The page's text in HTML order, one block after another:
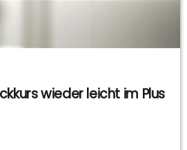
wieder leicht im Plus